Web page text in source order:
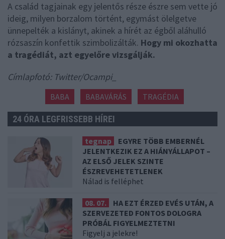
A család tagjainak egy jelentős része észre sem vette jó
ideig, milyen borzalom történt, egymást ölelgetve
ünnepelték a kislányt, akinek a hírét az égből aláhulló
rózsaszín konfettik szimbolizálták. Hogy mi okozhatta
a tragédiát, azt egyelőre vizsgálják.
Címlapfotó: Twitter/Ocampi_
BABA BABAVÁRÁS TRAGÉDIA
24 ÓRA LEGFRISSEBB HÍREI
tegnap
EGYRE TÖBB EMBERNÉL
JELENTKEZIK EZ A HIÁNYÁLLAPOT –
AZ ELSŐ JELEK SZINTE
ÉSZREVEHETETLENEK
Nálad is felléphet
08. 07.
HA EZT ÉRZED EVÉS UTÁN, A
SZERVEZETED FONTOS DOLOGRA
PRÓBÁL FIGYELMEZTETNI
Figyelj a jelekre!